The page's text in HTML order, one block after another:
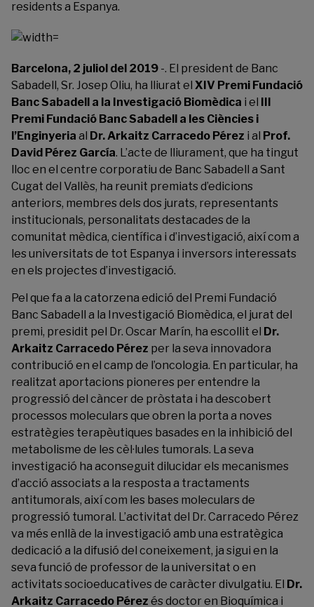
residents a Espanya.
Barcelona, ​​2 juliol del 2019 -. El president de Banc
Sabadell, Sr. Josep Oliu, ha lliurat el XIV Premi Fundació
Banc Sabadell a la Investigació Biomèdica i el
Premi Fundació Banc Sabadell a les Ciències i
l’Enginyeria al Dr. Arkaitz Carracedo Pérez i al Prof.
David Pérez García. L’acte de lliurament, que ha tingut
lloc en el centre corporatiu de Banc Sabadell a Sant
Cugat del Vallès, ha reunit premiats d’edicions
anteriors, membres dels dos jurats, representants
institucionals, personalitats destacades de la
comunitat mèdica, científica i d’investigació, així com a
les universitats de tot Espanya i inversors interessats
en els projectes d’investigació.
Pel que fa a la catorzena edició del Premi Fundació
Banc Sabadell a la Investigació Biomèdica, el jurat del
premi, presidit pel Dr. Oscar Marín, ha escollit el Dr.
Arkaitz Carracedo Pérez per la seva innovadora
contribució en el camp de l’oncologia. En particular, ha
realitzat aportacions pioneres per entendre la
progressió del càncer de pròstata i ha descobert
processos moleculars que obren la porta a noves
estratègies terapèutiques basades en la inhibició del
metabolisme de les cèl·lules tumorals. La seva
investigació ha aconseguit dilucidar els mecanismes
d’acció associats a la resposta a tractaments
antitumorals, així com les bases moleculars de
progressió tumoral. L’activitat del Dr. Carracedo Pérez
va més enllà de la investigació amb una estratègica
dedicació a la difusió del coneixement, ja sigui en la
seva funció de professor de la universitat o en
activitats socioeducatives de caràcter divulgatiu. El Dr.
Arkaitz Carracedo Pérez és doctor en Bioquímica i